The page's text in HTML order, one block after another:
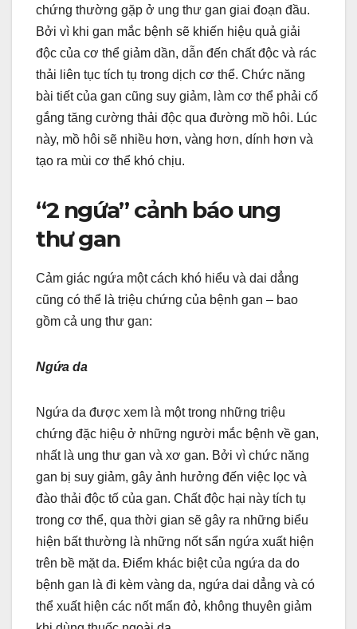
chứng thường gặp ở ung thư gan giai đoạn đầu.
Bởi vì khi gan mắc bệnh sẽ khiến hiệu quả giải
độc của cơ thể giảm dần, dẫn đến chất độc và rác
thải liên tục tích tụ trong dịch cơ thể. Chức năng
bài tiết của gan cũng suy giảm, làm cơ thể phải cố
gắng tăng cường thải độc qua đường mồ hôi. Lúc
này, mồ hôi sẽ nhiều hơn, vàng hơn, dính hơn và
tạo ra mùi cơ thể khó chịu.
“2 ngứa” cảnh báo ung
thư gan
Cảm giác ngứa một cách khó hiểu và dai dẳng
cũng có thể là triệu chứng của bệnh gan – bao
gồm cả ung thư gan:
Ngứa da
Ngứa da được xem là một trong những triệu
chứng đặc hiệu ở những người mắc bệnh về gan,
nhất là ung thư gan và xơ gan. Bởi vì chức năng
gan bị suy giảm, gây ảnh hưởng đến việc lọc và
đào thải độc tố của gan. Chất độc hại này tích tụ
trong cơ thể, qua thời gian sẽ gây ra những biểu
hiện bất thường là những nốt sẩn ngứa xuất hiện
trên bề mặt da. Điểm khác biệt của ngứa da do
bệnh gan là đi kèm vàng da, ngứa dai dẳng và có
thể xuất hiện các nốt mẩn đỏ, không thuyên giảm